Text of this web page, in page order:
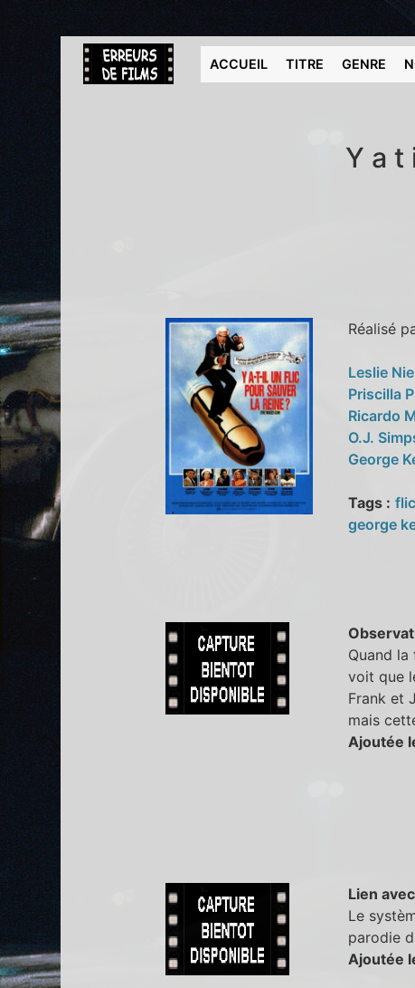
ACCUEIL TITRE GENRE
Y a t
Réalisé
Leslie
Priscilla
Ricardo
O.J.
George
Tags : flic
george
Quand
voit que
Frank et
mais
Ajoutée
Lien
Le
parodie
Ajoutée